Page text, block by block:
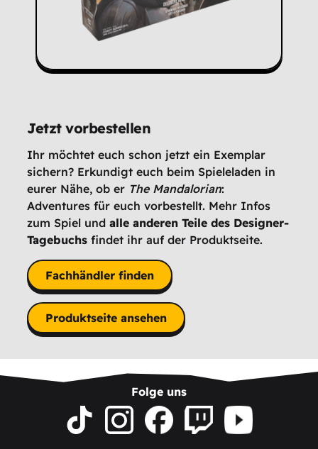
Jetzt vorbestellen
Ihr möchtet euch schon jetzt ein Exemplar
sichern? Erkundigt euch beim Spieleladen in
eurer Nähe, ob er The Mandalorian:
Adventures für euch vorbestellt. Mehr Infos
zum Spiel undalle anderen Teile des Designer-
Tagebuchs findet ihr auf der Produktseite.
Fachhändler finden
Produktseite ansehen
Folge uns